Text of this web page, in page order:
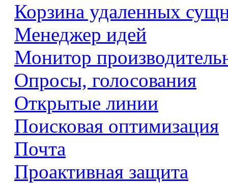
Корзина удаленных
Менеджер идей
Монитор
Опросы, голосования
Открытые линии
Поисковая оптимизация
Почта
Проактивная защита